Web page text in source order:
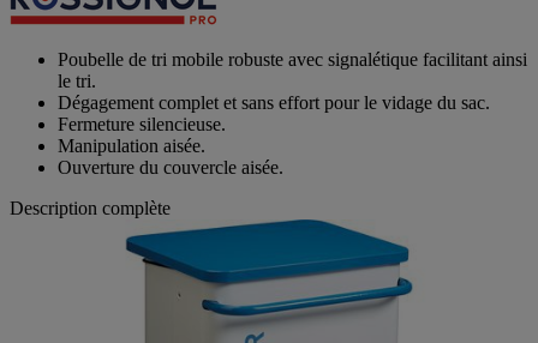
Poubelle de tri mobile robuste avec signalétique facilitant ainsi
le tri.
Dégagement complet et sans effort pour le vidage du sac.
Fermeture silencieuse.
Manipulation aisée.
Description complète